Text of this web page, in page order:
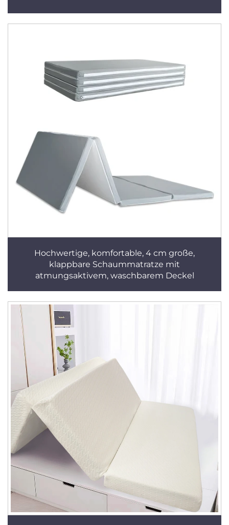
Hochwertige, komfortable, 4 cm große,
klappbare Schaummatratze mit
atmungsaktivem, waschbarem Deckel